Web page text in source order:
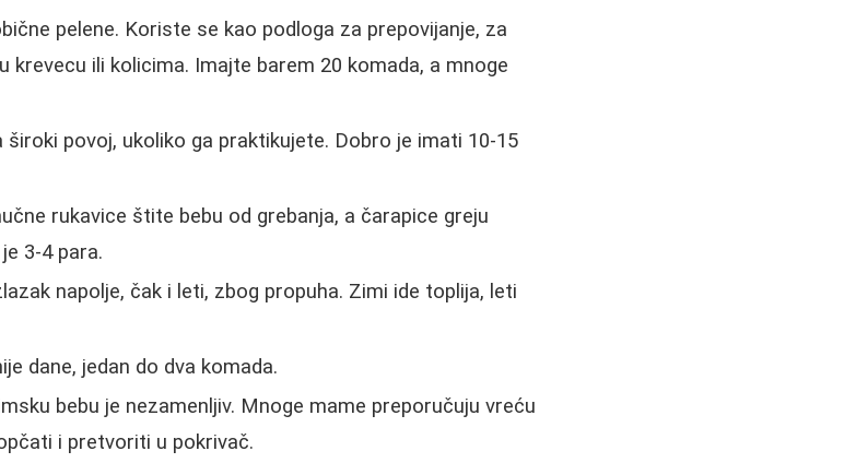
pelene. Koriste se kao podloga za prepovijanje, za
krevecu ili kolicima. Imajte barem 20 komada, a mnoge
široki povoj, ukoliko ga praktikujete. Dobro je imati 10-15
rukavice štite bebu od grebanja, a čarapice greju
3-4 para.
napolje, čak i leti, zbog propuha. Zimi ide toplija, leti
dane, jedan do dva komada.
bebu je nezamenljiv. Mnoge mame preporučuju vreću
i pretvoriti u pokrivač.